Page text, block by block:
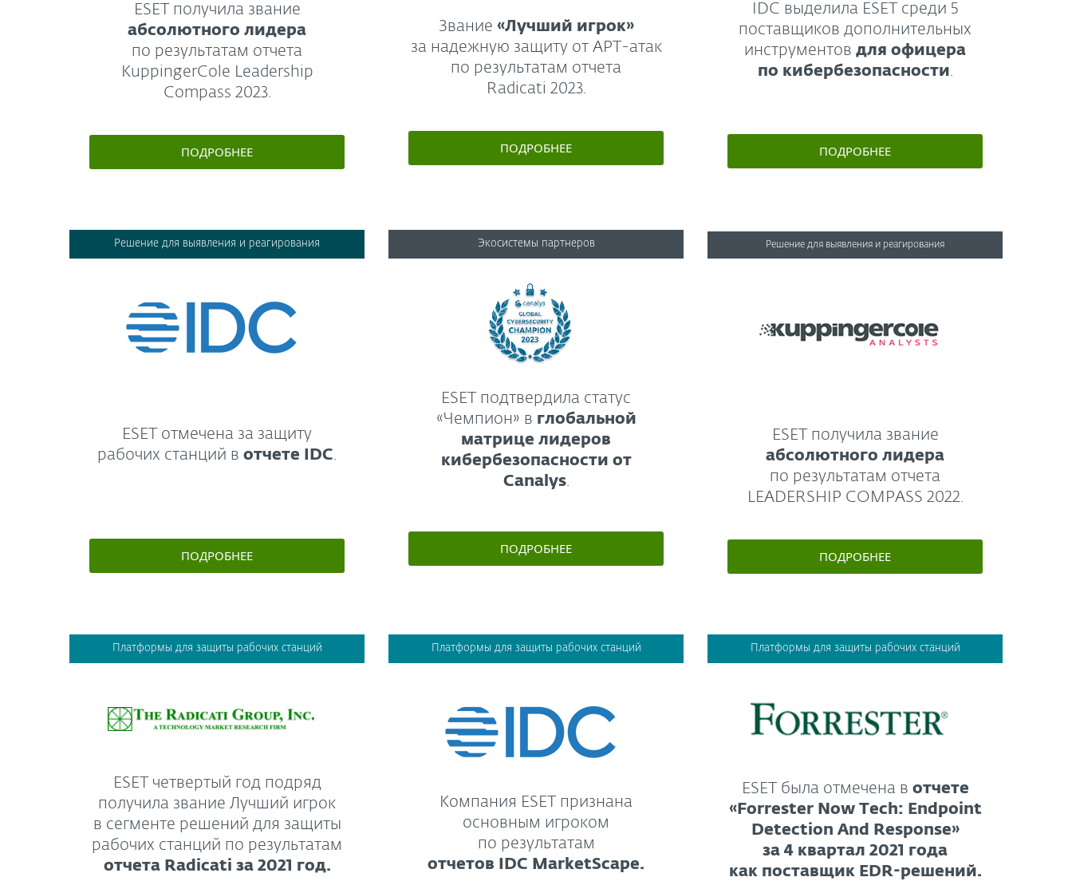
ESET получила звание
абсолютного лидера
по результатам отчета
KuppingerCole Leadership
Compass 2023.
ПОДРОБНЕЕ
Звание «Лучший игрок»
за надежную защиту от APT-атак
по результатам отчета
Radicati 2023.
ПОДРОБНЕЕ
IDC выделила ESET среди 5
поставщиков дополнительных
инструментов для офицера
по кибербезопасности.
ПОДРОБНЕЕ
Решение для выявления и реагирования
ESET отмечена за защиту
рабочих станций в отчете IDC.
ПОДРОБНЕЕ
Экосистемы партнеров
ESET подтвердила статус
«Чемпион» в глобальной
матрице лидеров
кибербезопасности от
Canalys.
ПОДРОБНЕЕ
Решение для выявления и реагирования
ESET получила звание
абсолютного лидера
по результатам отчета
LEADERSHIP COMPASS 2022.
ПОДРОБНЕЕ
Платформы для защиты рабочих станций
ESET четвертый год подряд
получила звание Лучший игрок
в сегменте решений для защиты
рабочих станций по результатам
отчета Radicati за 2021 год.
Платформы для защиты рабочих станций
Компания ESET признана
основным игроком
по результатам
отчетов IDC MarketScape.
Платформы для защиты рабочих станций
ESET была отмечена в отчете
«Forrester Now Tech: Endpoint
Detection And Response»
за 4 квартал 2021 года
как поставщик EDR-решений.